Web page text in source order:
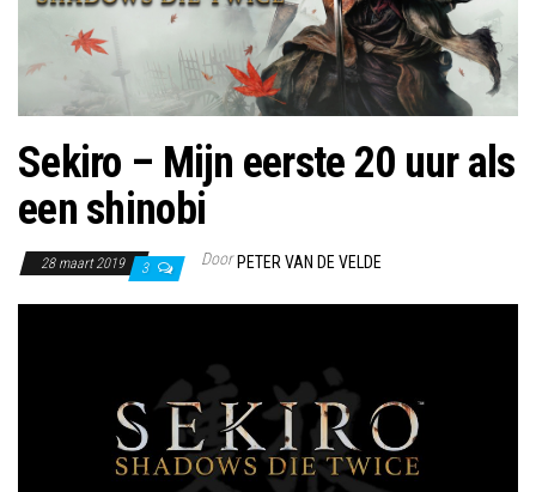
Sekiro – Mijn eerste 20 uur als
een shinobi
28 maart 2019 3 Door PETER VAN DE VELDE